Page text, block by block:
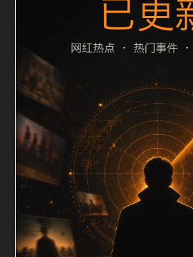
栏目内容归集
间识别一致主题。后续每日采集时
图片本地化、坏图默认图兜底、标
长度过滤。如果同一主题下有多个
同角度补充事件背景、访问场景、
口，降低站群页面之间的重复感。
荐、上一篇下一篇和 sitemap 入口
深度尽量控制在三次以内。正文维
径补充三类信息：入口是否稳定、
续阅读、移动端打开时图片和摘要
内容后同步检查标题、description